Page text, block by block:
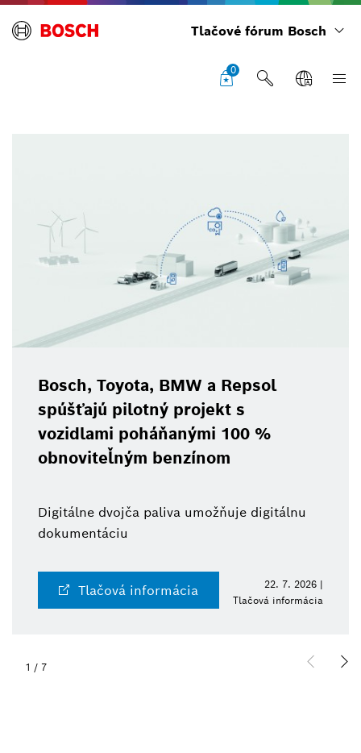
Tlačové fórum Bosch
0
Bosch, Toyota, BMW a Repsol
spúšťajú pilotný projekt s
vozidlami poháňanými 100 %
obnoviteľným benzínom
Digitálne dvojča paliva umožňuje digitálnu
dokumentáciu
Tlačová informácia
22. 7. 2026 |
Tlačová informácia
1 / 7